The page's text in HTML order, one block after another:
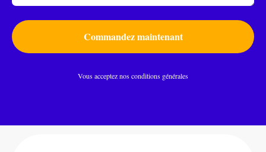
Commandez maintenant
Vous acceptez nos conditions générales